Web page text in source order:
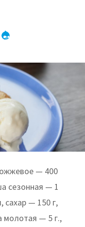
— 400
сезонная — 1
сахар — 150 г,
молотая — 5 г.,